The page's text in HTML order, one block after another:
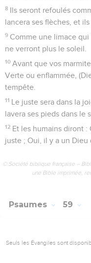
8 Ils seront refoulés
lancera ses flèches, et
9 Comme une limace qui
ne verront plus le soleil.
10 Avant que vos
Verte ou enflammée,
tempête.
11 Le juste sera dans la
lavera ses pieds dans le
12 Et les humains diront
juste ; Oui, il y a un
© Société biblique française –
une Bible imprimée,
Psaumes 59
Seuls les Évangiles sont